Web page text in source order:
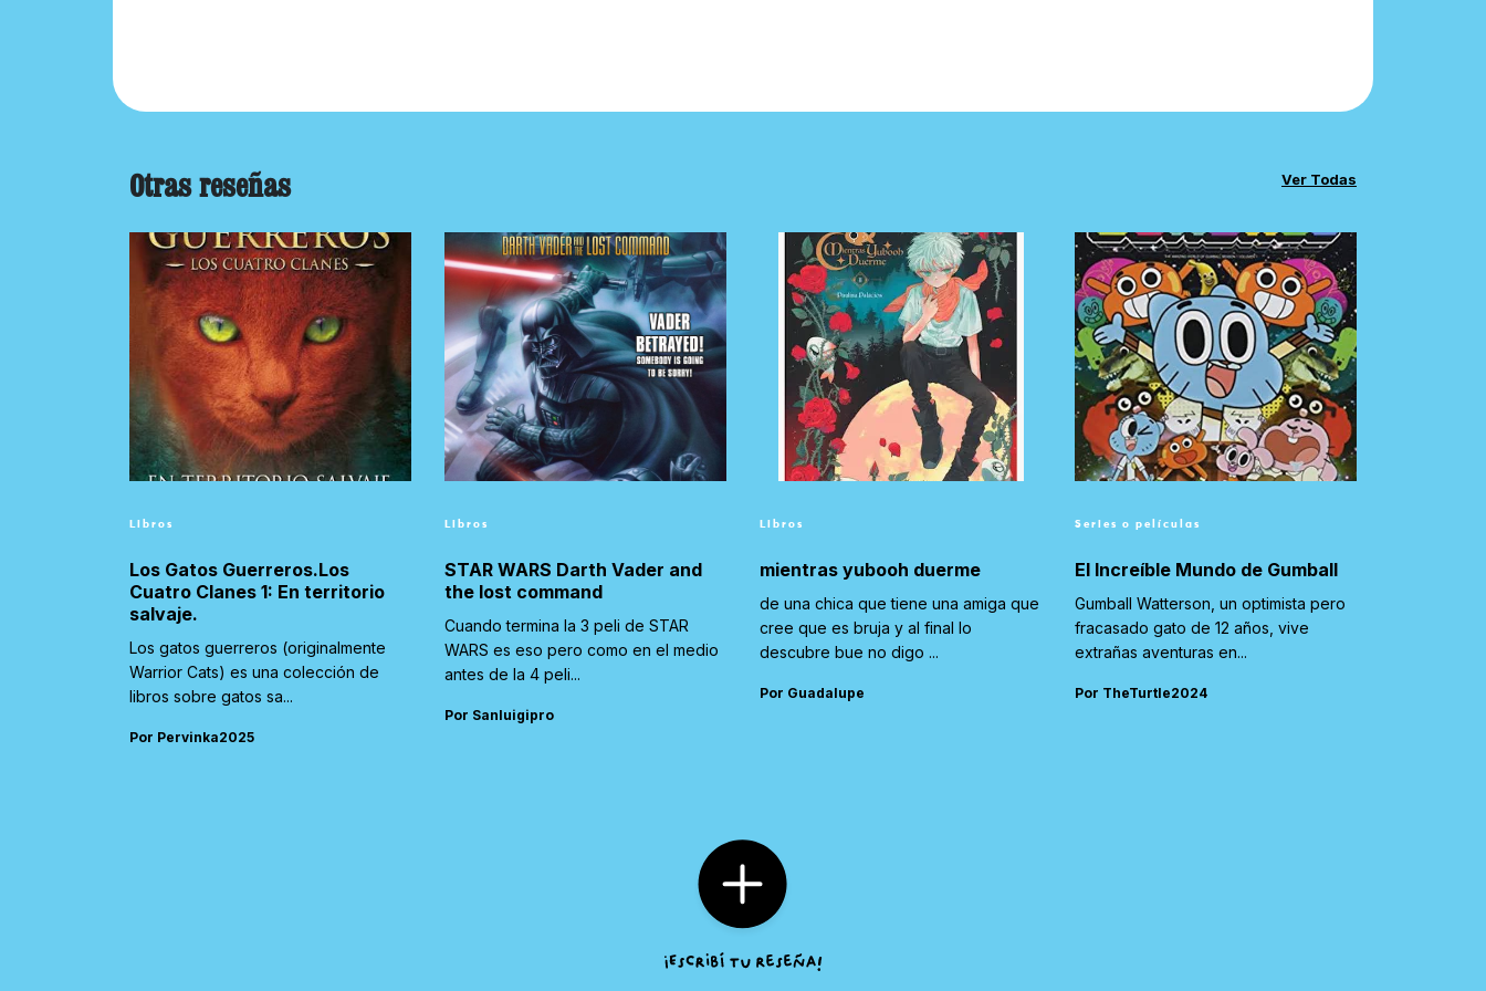
Otras reseñas Ver Todas
Libros
Los Gatos Guerreros.Los
Cuatro Clanes 1: En territorio
salvaje.
Los gatos guerreros (originalmente
Warrior Cats) es una colección de
libros sobre gatos sa...
Por Pervinka2025
Libros
STAR WARS Darth Vader and
the lost command
Cuando termina la 3 peli de STAR
WARS es eso pero como en el medio
antes de la 4 peli...
Por Sanluigipro
Libros
mientras yubooh duerme
de una chica que tiene una amiga que
cree que es bruja y al final lo
descubre bue no digo ...
Por Guadalupe
Series o películas
El Increíble Mundo de Gumball
Gumball Watterson, un optimista pero
fracasado gato de 12 años, vive
extrañas aventuras en...
Por TheTurtle2024